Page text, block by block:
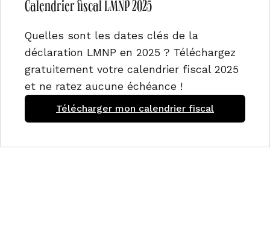
Calendrier fiscal LMNP 2025
Quelles sont les dates clés de la
déclaration LMNP en 2025 ? Téléchargez
gratuitement votre calendrier fiscal 2025
et ne ratez aucune échéance !
Télécharger mon calendrier fiscal